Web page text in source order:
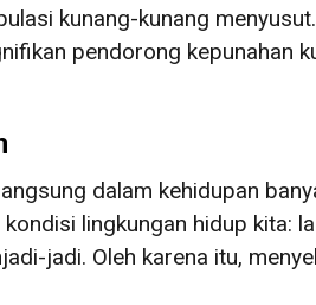
kunang-kunang
pendorong kepunahan
dalam kehidupan
lingkungan hidup kita:
jadi. Oleh karena itu,